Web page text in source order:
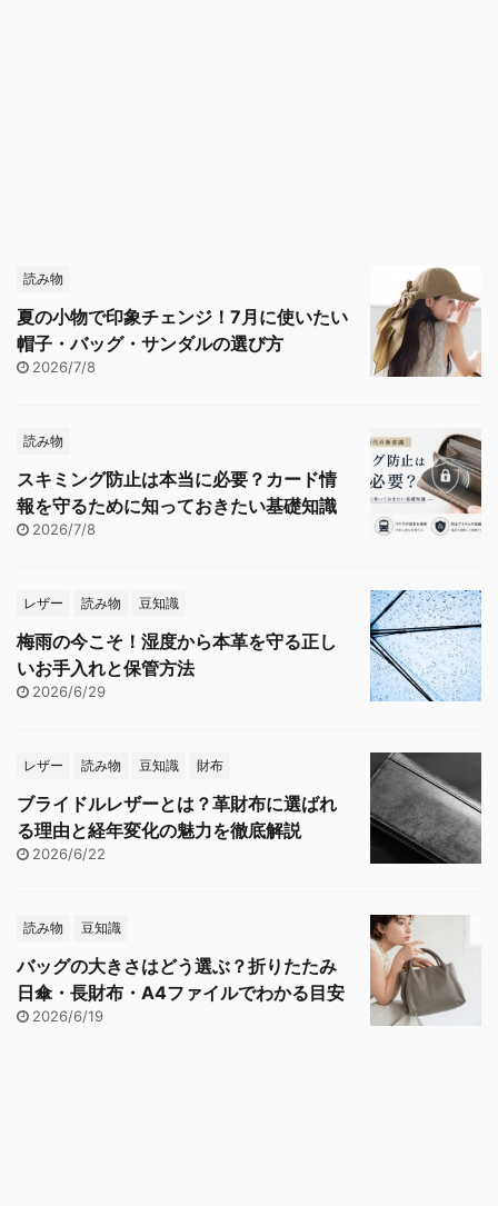
読み物
夏の小物で印象チェンジ！7月に使いたい
帽子・バッグ・サンダルの選び方
2026/7/8
読み物
スキミング防止は本当に必要？カード情
報を守るために知っておきたい基礎知識
2026/7/8
レザー 読み物 豆知識
梅雨の今こそ！湿度から本革を守る正し
いお手入れと保管方法
2026/6/29
レザー 読み物 豆知識 財布
ブライドルレザーとは？革財布に選ばれ
る理由と経年変化の魅力を徹底解説
2026/6/22
読み物 豆知識
バッグの大きさはどう選ぶ？折りたたみ
日傘・長財布・A4ファイルでわかる目安
2026/6/19